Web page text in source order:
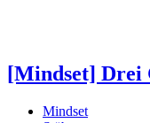
[Mindset] Drei
Mindset